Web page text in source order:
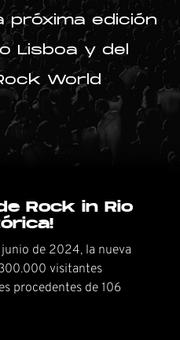
próxima edición
Lisboa y del
World
Rock in Rio
de 2024, la nueva
visitantes
procedentes de 106